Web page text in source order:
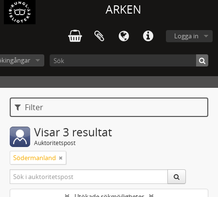
ARKEN
Logga in
Filter
Visar 3 resultat
Auktoritetspost
Södermanland